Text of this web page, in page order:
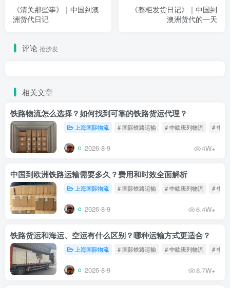
《清关那些事》｜中国到澳
洲货代日记
《整柜发货日记》｜中国到
澳洲货代的一天
评论 抢沙发
相关文章
铁路物流怎么选择？如何找到可靠的铁路货运代理？
上海国际物流 # 国际铁路运输 # 中欧班列物流 # 中欧
2026-8-9 4W+
中国到欧洲铁路运输需要多久？费用和时效全面解析
上海国际物流 # 国际铁路运输 # 中欧班列物流 # 中欧
2026-8-9 6.4W+
铁路货运和海运、空运有什么区别？哪种运输方式更适合？
上海国际物流 # 国际铁路运输 # 中欧班列物流 # 中欧
2026-8-9 8.7W+